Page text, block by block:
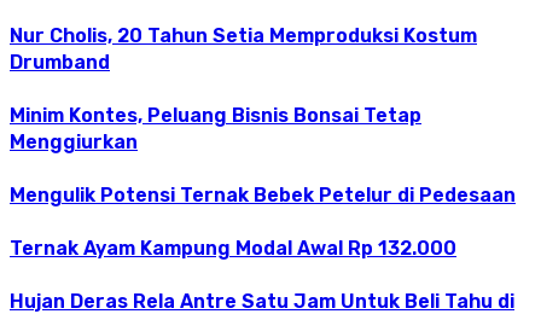
Nur Cholis, 20 Tahun Setia Memproduksi Kostum
Drumband
Minim Kontes, Peluang Bisnis Bonsai Tetap
Menggiurkan
Mengulik Potensi Ternak Bebek Petelur di Pedesaan
Ternak Ayam Kampung Modal Awal Rp 132.000
Hujan Deras Rela Antre Satu Jam Untuk Beli Tahu di